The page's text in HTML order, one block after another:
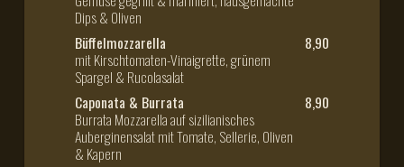
Dips & Oliven
Büffelmozzarella
mit Kirschtomaten-Vinaigrette, grünem
Spargel & Rucolasalat
8,90
Caponata & Burrata
Burrata Mozzarella auf sizilianisches
Auberginensalat mit Tomate, Sellerie, Oliven
& Kapern
8,90